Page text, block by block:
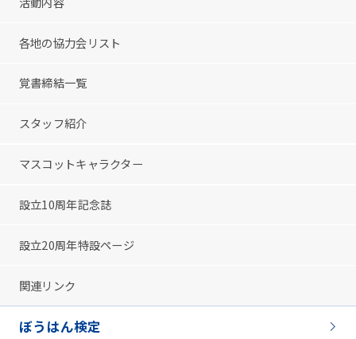
各地の協力会リスト
覚書締結一覧
スタッフ紹介
マスコットキャラクター
設立10周年記念誌
設立20周年特設ページ
関連リンク
ぼうはん検定